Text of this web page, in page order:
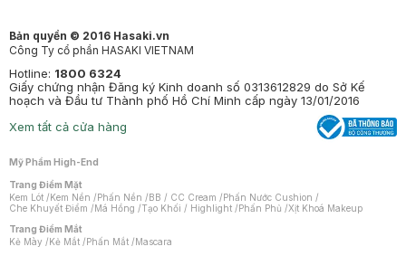
Bản quyền © 2016 Hasaki.vn
Công Ty cổ phần HASAKI VIETNAM
Hotline: 1800 6324
Giấy chứng nhận Đăng ký Kinh doanh số 0313612829 do Sở Kế
hoạch và Đầu tư Thành phố Hồ Chí Minh cấp ngày 13/01/2016
Xem tất cả cửa hàng
Mỹ Phẩm High-End
Trang Điểm Mặt
Kem Lót /Kem Nền /Phấn Nền /BB / CC Cream /Phấn Nước Cushion /
Che Khuyết Điểm /Má Hồng /Tạo Khối / Highlight /Phấn Phủ /Xịt Khoá Makeup
Trang Điểm Mắt
Kẻ Mày /Kẻ Mắt /Phấn Mắt /Mascara